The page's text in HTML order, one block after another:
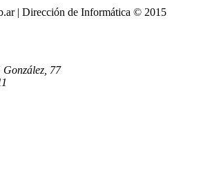
| Dirección de Informática © 2015
77